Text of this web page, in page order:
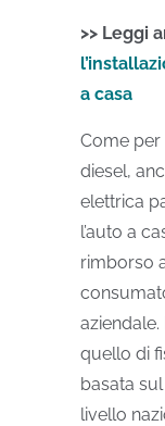
>> Leggi
a casa
Come per
diesel,
elettrica
l’auto a
rimborso
quello di
basata
livello